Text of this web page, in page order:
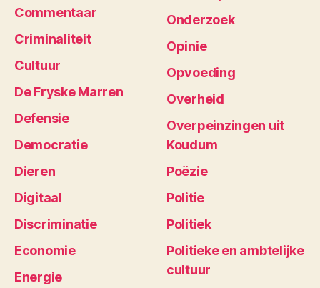
Commentaar
Criminaliteit
Cultuur
De Fryske Marren
Defensie
Democratie
Dieren
Digitaal
Discriminatie
Economie
Energie
Onderzoek
Opinie
Opvoeding
Overheid
Overpeinzingen uit
Koudum
Poëzie
Politie
Politiek
Politieke en ambtelijke
cultuur